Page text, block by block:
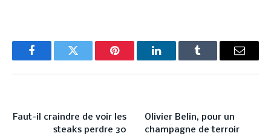
FacebookTwitter Pinterest LinkedInTumblr Email
Faut-il craindre de voir les
steaks perdre 30
Olivier Belin, pour un
champagne de terroir